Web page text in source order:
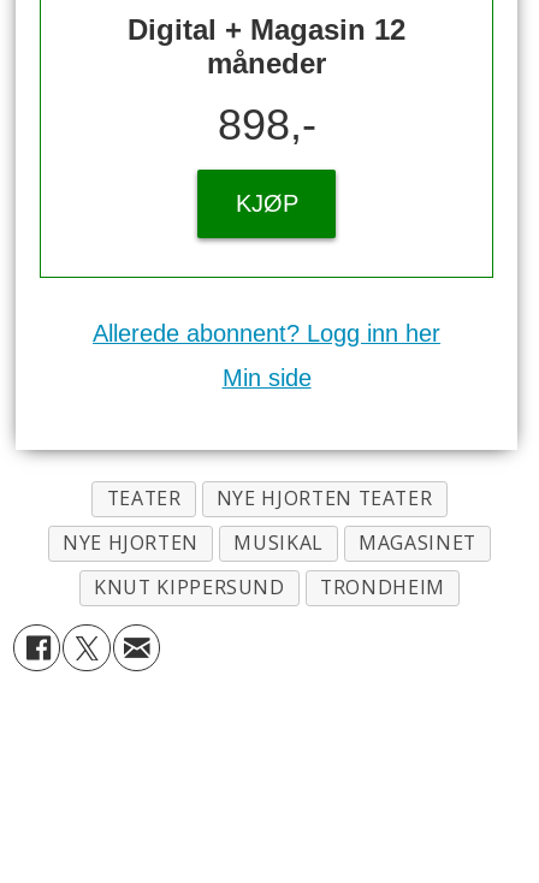
Digital + Magasin 12
måneder
898,-
KJØP
Allerede abonnent? Logg inn her
Min side
TEATER
NYE HJORTEN TEATER
NYE HJORTEN
MUSIKAL
MAGASINET
KNUT KIPPERSUND
TRONDHEIM